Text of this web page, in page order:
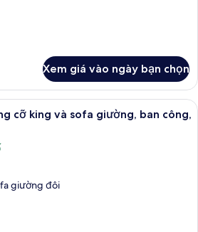
Xem giá vào ngày bạn chọn
Phòng Superior, 1 giường cỡ king
cỡ king và sofa giường, ban công,
giường đôi